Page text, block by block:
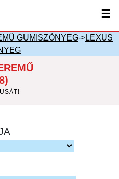
☰
GUMISZŐNYEG->LEXUS